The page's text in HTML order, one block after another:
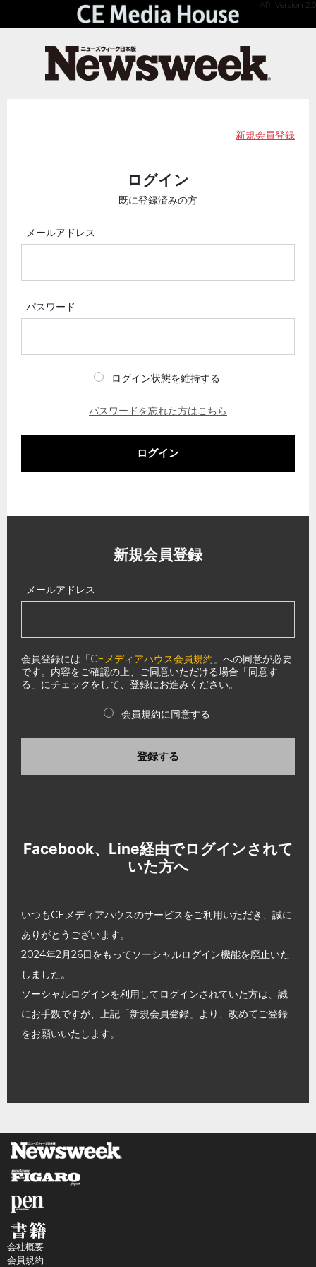
API Version 2.0
新規会員登録
ログイン
既に登録済みの方
メールアドレス
パスワード
ログイン状態を維持する
パスワードを忘れた方はこちら
ログイン
新規会員登録
メールアドレス
会員登録には「CEメディアハウス会員規約 」への同意が必要
です。内容をご確認の上、ご同意いただける場合「同意す
る」にチェックをして、登録にお進みください。
会員規約に同意する
登録する
Facebook、Line経由でログインされて
いた方へ
いつもCEメディアハウスのサービスをご利用いただき、誠に
ありがとうございます。
2024年2月26日をもってソーシャルログイン機能を廃止いた
しました。
ソーシャルログインを利用してログインされていた方は、誠
にお手数ですが、上記「新規会員登録」より、改めてご登録
をお願いいたします。
会社概要
会員規約